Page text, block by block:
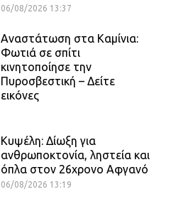
06/08/2026 13:37
Αναστάτωση στα Καμίνια:
Φωτιά σε σπίτι
κινητοποίησε την
Πυροσβεστική – Δείτε
εικόνες
Κυψέλη: Δίωξη για
ανθρωποκτονία, ληστεία και
όπλα στον 26χρονο Αφγανό
06/08/2026 13:19